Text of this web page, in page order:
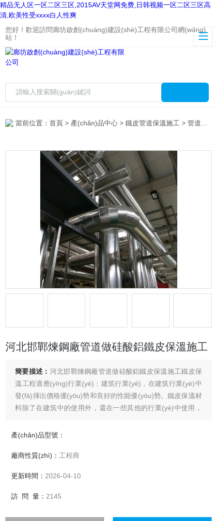
精品无人区一区二区三区,2015AV天堂网免费,日韩视频一区二区三区高
清,欧美性受xxxx白人性爽
您好！歡迎訪問廊坊啟創(chuàng)建設(shè)工程有限公司網(wǎng)
站！
當前位置：首頁 > 產(chǎn)品中心 >鐵皮管道保溫施工 >管道保溫施工隊
河北邯鄲煉鋼廠管道做硅酸鋁鐵皮保溫施工
簡要描述： 河北邯鄲煉鋼廠管道做硅酸鋁鐵皮保溫施工鐵皮保
溫工程適應(yīng)行業(yè)：建筑行業(yè)，在建筑行業(yè)中
發(fā)揮出價格優(yōu)勢和良好的性能優(yōu)勢。鐵皮保溫材
料除了在建筑中的使用外，還在一些其他的行業(yè)中使用，
且施工成本較低，使用效果良好，另外鐵皮保溫材料施工方式
產(chǎn)品型號：
廠商性質(zhì)： 工程商
更新時間： 2026-04-10
訪 問 量： 2145